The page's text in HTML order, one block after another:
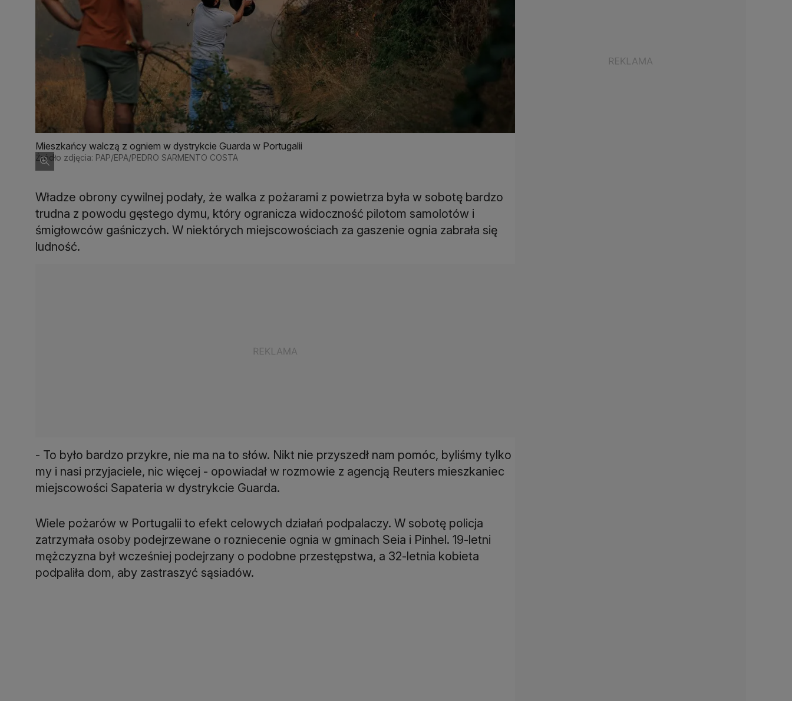
Mieszkańcy walczą z ogniem w dystrykcie Guarda w Portugalii
Źródło zdjęcia: PAP/EPA/PEDRO SARMENTO COSTA
Władze obrony cywilnej podały, że walka z pożarami z powietrza była w sobotę bardzo
trudna z powodu gęstego dymu, który ogranicza widoczność pilotom samolotów i
śmigłowców gaśniczych. W niektórych miejscowościach za gaszenie ognia zabrała się
ludność.
- To było bardzo przykre, nie ma na to słów. Nikt nie przyszedł nam pomóc, byliśmy tylko
my i nasi przyjaciele, nic więcej - opowiadał w rozmowie z agencją Reuters mieszkaniec
miejscowości Sapateria w dystrykcie Guarda.
Wiele pożarów w Portugalii to efekt celowych działań podpalaczy. W sobotę policja
zatrzymała osoby podejrzewane o rozniecenie ognia w gminach Seia i Pinhel. 19-letni
mężczyzna był wcześniej podejrzany o podobne przestępstwa, a 32-letnia kobieta
podpaliła dom, aby zastraszyć sąsiadów.